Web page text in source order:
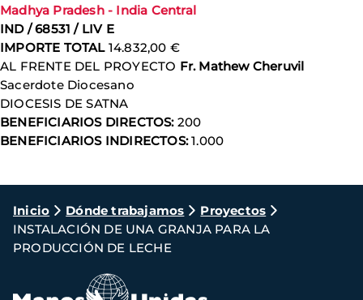
Madhya Pradesh - India Central
IND / 68531 / LIV E
IMPORTE TOTAL14.832,00 €
AL FRENTE DEL PROYECTO Fr. Mathew Cheruvil
Sacerdote Diocesano
DIOCESIS DE SATNA
BENEFICIARIOS DIRECTOS:200
BENEFICIARIOS INDIRECTOS:1.000
Ruta
de
navegación
Inicio Dónde trabajamos
Proyectos
INSTALACIÓN DE UNA GRANJA PARA LA
PRODUCCIÓN DE LECHE